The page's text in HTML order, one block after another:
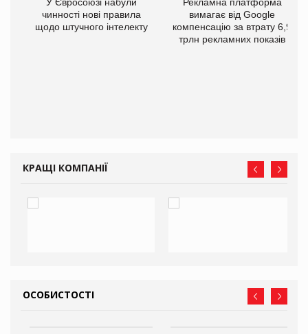
чинності нові правила
щодо штучного інтелекту
вимагає від Google
компенсацію за втрату 6,9
трлн рекламних показів
КРАЩІ КОМПАНІЇ
ОСОБИСТОСТІ